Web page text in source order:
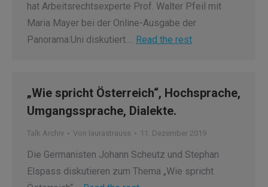
hat Arbeitsrechtsexperte Prof. Walter Pfeil mit
Maria Mayer bei der Online-Ausgabe der
Panorama:Uni diskutiert.… Read the rest
„Wie spricht Österreich“, Hochsprache,
Umgangssprache, Dialekte.
Talk Archiv Von laurastrauss 11. Dezember 2019
Die Germanisten Johann Scheutz und Stephan
Elspass diskutieren zum Thema „Wie spricht